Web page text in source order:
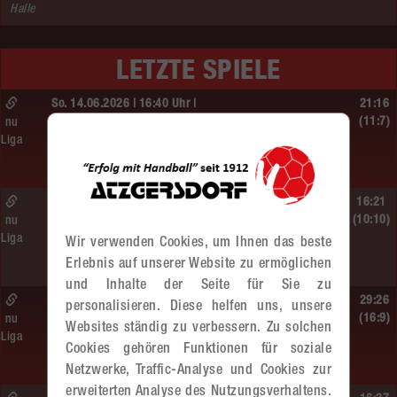
Halle
LETZTE SPIELE
So. 14.06.2026 | 16:40 Uhr |
MADx WAT Atzgersdorf
nu
Liga
21:16
(11:7)
So. 14.06.2026 | 14:30 Uhr |
SG HIT/UHC Absam –
MADx WAT Atzgersdorf
nu
Liga
16:21
(10:10)
So. 14.06.2026 | 13:20 Uhr |
MU13
Sportunion DIE FALKEN St. Pölten –
MADx WAT Atzgersdorf
nu
Liga
29:26
(16:9)
Wir verwenden Cookies, um Ihnen das beste
Erlebnis auf unserer Website zu ermöglichen
und Inhalte der Seite für Sie zu
personalisieren. Diese helfen uns, unsere
Websites ständig zu verbessern. Zu solchen
Cookies gehören Funktionen für soziale
Netzwerke, Traffic-Analyse und Cookies zur
erweiterten Analyse des Nutzungsverhaltens.